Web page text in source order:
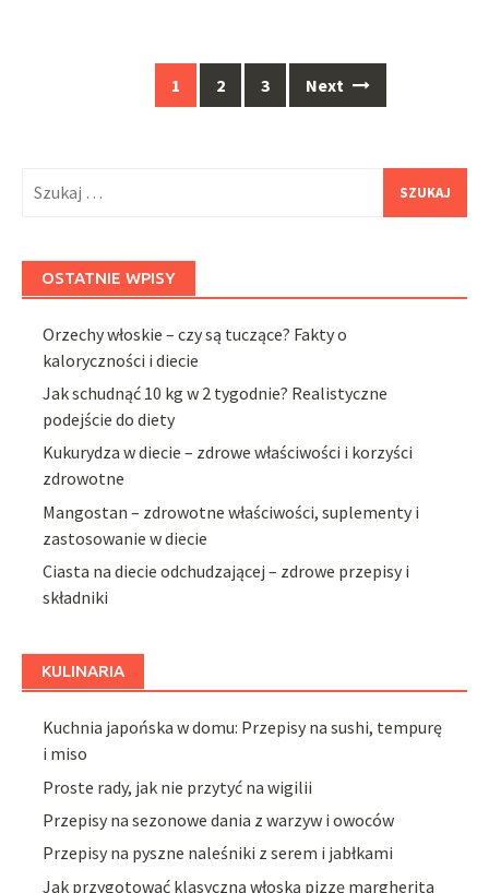
1 2 3 Next
OSTATNIE WPISY
Orzechy włoskie – czy są tuczące? Fakty o
kaloryczności i diecie
Jak schudnąć 10 kg w 2 tygodnie? Realistyczne
podejście do diety
Kukurydza w diecie – zdrowe właściwości i korzyści
zdrowotne
Mangostan – zdrowotne właściwości, suplementy i
zastosowanie w diecie
Ciasta na diecie odchudzającej – zdrowe przepisy i
składniki
KULINARIA
Kuchnia japońska w domu: Przepisy na sushi, tempurę
i miso
Proste rady, jak nie przytyć na wigilii
Przepisy na sezonowe dania z warzyw i owoców
Przepisy na pyszne naleśniki z serem i jabłkami
Jak przygotować klasyczną włoską pizzę margherita